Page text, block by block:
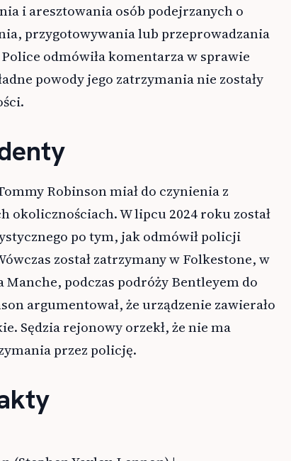
i aresztowania osób podejrzanych o
przygotowywania lub przeprowadzania
odmówiła komentarza w sprawie
powody jego zatrzymania nie zostały
Robinson miał do czynienia z
okolicznościach. W lipcu 2024 roku został
po tym, jak odmówił policji
został zatrzymany w Folkestone, w
podczas podróży Bentleyem do
argumentował, że urządzenie zawierało
Sędzia rejonowy orzekł, że nie ma
przez policję.